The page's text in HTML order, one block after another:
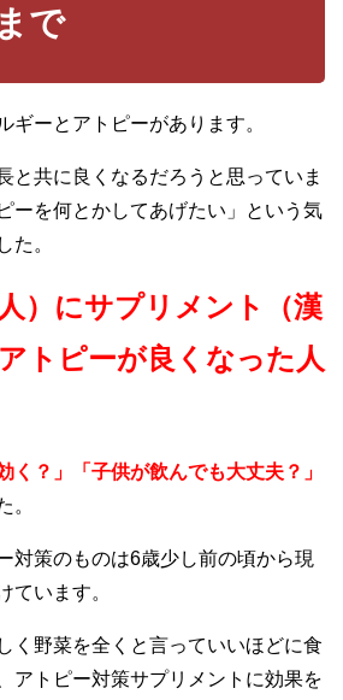
で
ギーとアトピーがあります。
と共に良くなるだろうと思っていま
ーを何とかしてあげたい」という気
た。
）にサプリメント（漢
トピーが良くなった人
く？」「子供が飲んでも大丈夫？」
。
対策のものは6歳少し前の頃から現
ています。
く野菜を全くと言っていいほどに食
アトピー対策サプリメントに効果を